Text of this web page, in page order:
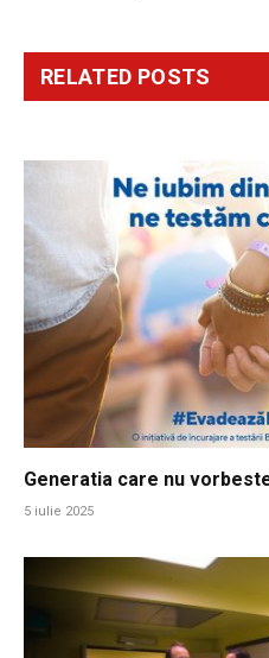
RELATED POSTS
Generatia care nu
5 iulie 2025